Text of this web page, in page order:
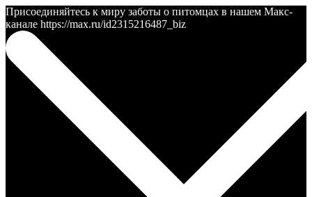
Присоединяйтесь к миру заботы о питомцах в нашем Макс-
канале https://max.ru/id2315216487_biz